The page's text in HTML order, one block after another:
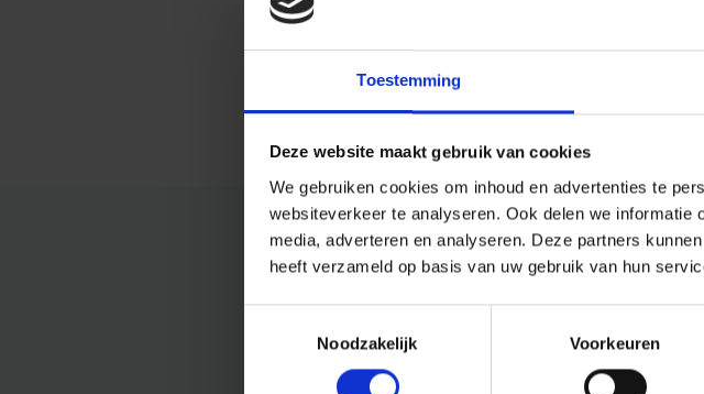
Toestemming
Deze website maakt gebruik van cookies
We gebruiken cookies om inhoud en advertenties te
websiteverkeer te analyseren. Ook delen we informatie
media, adverteren en analyseren. Deze partners
heeft verzameld op basis van uw gebruik van hun
Noodzakelijk
Voorkeuren